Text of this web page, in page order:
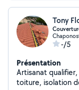
Tony
-/5
Présentation
Artisanat
toiture, isolation